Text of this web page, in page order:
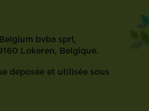
bvba sprl,
Lokeren, Belgique.
déposée et utilisée sous